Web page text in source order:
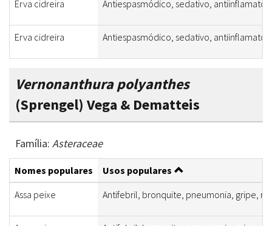
Erva cidreira Antiespasmódico, sedativo,
Erva cidreira Antiespasmódico, sedativo,
Vernonanthura polyanthes
(Sprengel) Vega & Dematteis
Família: Asteraceae
Nomes populares
Usos populares
Assa peixe
Antifebril, bronquite, pneumonia, gripe,